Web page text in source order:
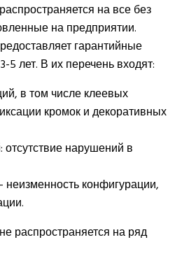
на все без
на предприятии.
гарантийные
5 лет. В их перечень входят:
в том числе клеевых
кромок и декоративных
отсутствие нарушений в
неизменность конфигурации,
распространяется на ряд